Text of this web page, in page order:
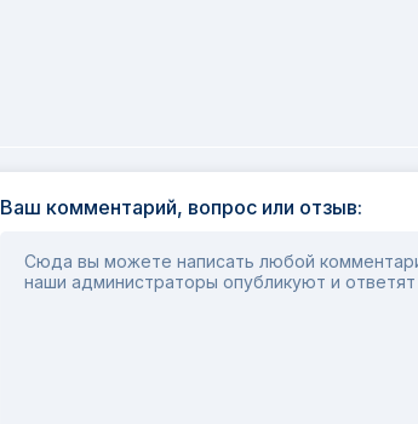
Ваш комментарий, вопрос или отзыв:
Сюда вы можете написать любой
наши администраторы опубликуют и ответят